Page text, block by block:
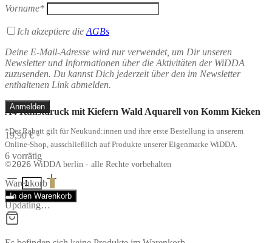
A4 Kunstdruck mit Kiefern Wald Aquarell von Komm Kieken
19,90€ *
6 vorrätig
A4
Kunstdruck
mit
Kiefern
In den Warenkorb
Vorname*
Ich akzeptiere die AGBs
Deine E-Mail-Adresse wird nur verwendet, um Dir unseren
Newsletter und Informationen über die Aktivitäten der WiDDA
zuzusenden. Du kannst Dich jederzeit über den im Newsletter
enthaltenen Link abmelden.
*Der Rabatt gilt für Neukund:innen und ihre erste Bestellung in unserem
Online-Shop, ausschließlich auf Produkte unserer Eigenmarke WiDDA.
©2026 WiDDA berlin - alle Rechte vorbehalten
Warenkorb
Updating…